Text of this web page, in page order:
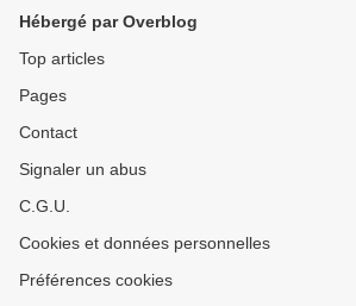
Channel
Hébergé par Overblog
Top articles
Pages
Contact
Signaler un abus
C.G.U.
Cookies et données personnelles
Préférences cookies